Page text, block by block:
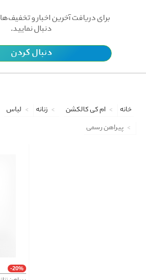
برای دریافت آخرین اخبار و تخفیف‌های
دنبال نمایید.
دنبال کردن
خانه ام کی کالکشن زنانه لباس
پیراهن رسمی
-20%